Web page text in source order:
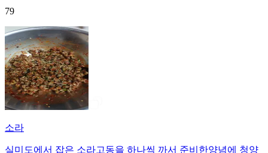
79
소라
실미도에서 잡은 소라고동을 하나씩 까서 준비한양념에 청양